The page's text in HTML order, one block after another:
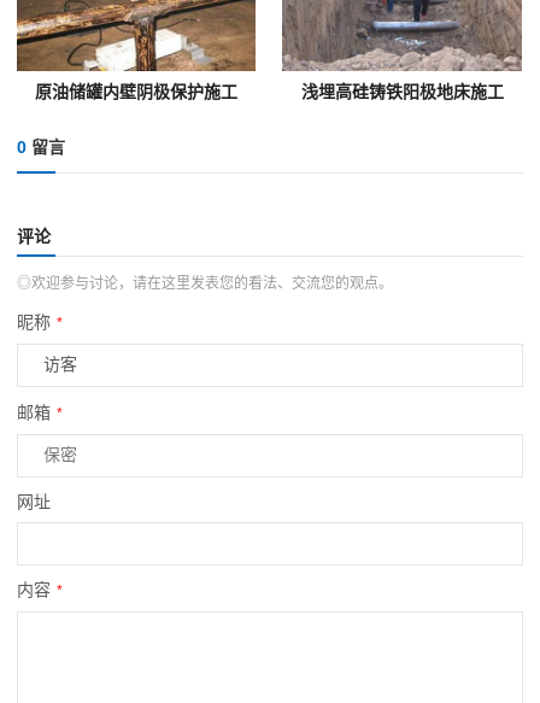
原油储罐内壁阴极保护施工 浅埋高硅铸铁阳极地床施工
0 留言
评论
◎欢迎参与讨论，请在这里发表您的看法、交流您的观点。
昵称 *
邮箱 *
网址
内容 *